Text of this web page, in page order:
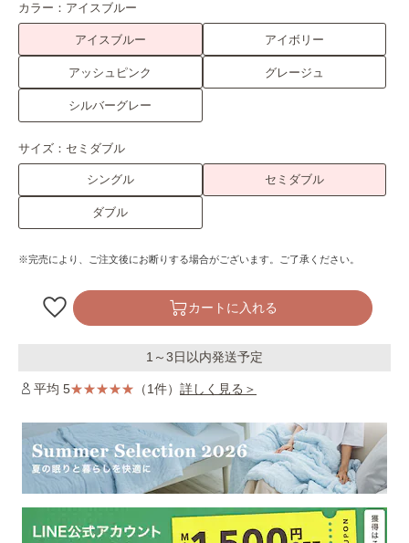
カラー： アイスブルー
アイスブルー アイボリー
アッシュピンク グレージュ
シルバーグレー
サイズ： セミダブル
シングル セミダブル
ダブル
※完売により、ご注文後にお断りする場合がございます。ご了承ください。
カートに入れる
1～3日以内発送予定
平均 5 （1件） 詳しく見る＞